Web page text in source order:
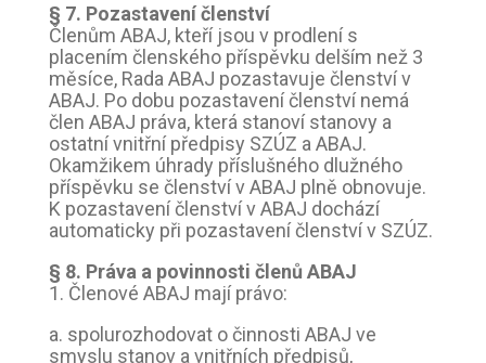
§ 7. Pozastavení členství
Členům ABAJ, kteří jsou v prodlení s
placením členského příspěvku delším než 3
měsíce, Rada ABAJ pozastavuje členství v
ABAJ. Po dobu pozastavení členství nemá
člen ABAJ práva, která stanoví stanovy a
ostatní vnitřní předpisy SZÚZ a ABAJ.
Okamžikem úhrady příslušného dlužného
příspěvku se členství v ABAJ plně obnovuje.
K pozastavení členství v ABAJ dochází
automaticky při pozastavení členství v SZÚZ.
§ 8. Práva a povinnosti členů ABAJ
1. Členové ABAJ mají právo:
a. spolurozhodovat o činnosti ABAJ ve
smyslu stanov a vnitřních předpisů,